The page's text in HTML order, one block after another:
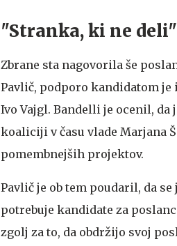
"Stranka, ki ne deli"
Zbrane sta nagovorila še
Pavlič, podporo kandidatom
Ivo Vajgl. Bandelli je ocenil,
koaliciji v času vlade Marjana
pomembnejših projektov.
Pavlič je ob tem poudaril, da
potrebuje kandidate za
zgolj za to, da obdržijo svoj